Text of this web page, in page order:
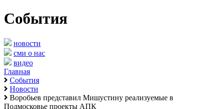
События
новости
сми о нас
видео
Главная
События
Новости
Воробьев представил Мишустину реализуемые в
Подмосковье проекты АПК